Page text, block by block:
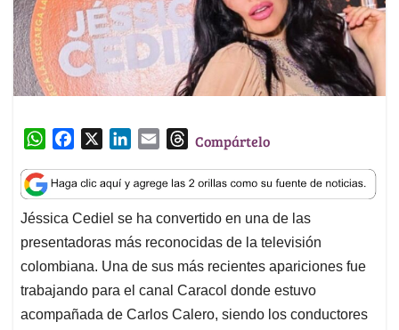
W
a
t
s
A
p
p
c
e
b
o
o
k
n
k
e
d
I
n
a
i
l
T
r
e
a
d
s
Compártelo
Jéssica Cediel se ha convertido en una de las
presentadoras más reconocidas de la televisión
colombiana. Una de sus más recientes apariciones fue
trabajando para el canal Caracol donde estuvo
acompañada de Carlos Calero, siendo los conductores